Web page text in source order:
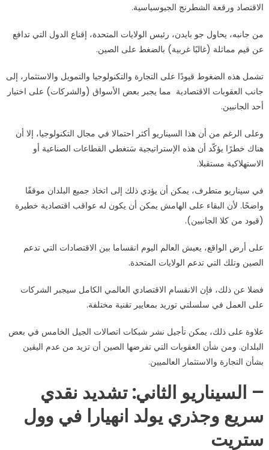
الاقتصاد ورقعة الشطرنج الجيوسياسية.
من جانبه، يحاول جو بايدن، رئيس الولايات المتحدة، إقناع الدول التي تدافع
عن قيم مماثلة (غالبًا غربية) بالضغط على الصين.
تشمل هذه الضغوط قيودًا على التجارة والتكنولوجيا والتمويل والاستثمار، إلى
جانب العقوبات الاقتصادية مما يجبر بعض الأسواق (والشركات) على اختيار
أحد الجانبين.
وعلى الرغم من أن هذا السيناريو أكثر احتمالا في مجال التكنولوجيا، إلا أن
هناك خطرًا يؤكّد أن هذه الإستراتيجية سَتغطي القطاعات الصناعية أو
الاستهلاكية مستقبلا.
في سيناريو متطرف، يمكن أن يؤدي ذلك إلى اتخاذ جميع البلدان موقفًا
واضحًا. لأن البقاء على الهامش يمكن أن يكون له عواقب اقتصادية خطيرة
(قيود من كلا الجانبين).
على أرض الواقع، يعيش العالم اليوم انقساما بين الاقتصادات التي تدعم
الصين وتلك التي تدعم الولايات المتحدة.
فضلا عن ذلك، فإن الانقسام الاقتصادي العالمي الكامل سيجبر الشركات
على العمل في سلسلتي توريد بمعايير تقنية مختلفة.
علاوة على ذلك، يمكن تأجيل نشر شبكات اتصالات الجيل الخامس في بعض
البلدان. ومن شأن العقوبات التي تفرضها الصين أن تزيد من عدم اليقين
بشأن التجارة والاستثمار العالميين.
– السيناريو الثاني: تشديد نقدي
سريع وجذري يولد انهيارا في وول
ستريت